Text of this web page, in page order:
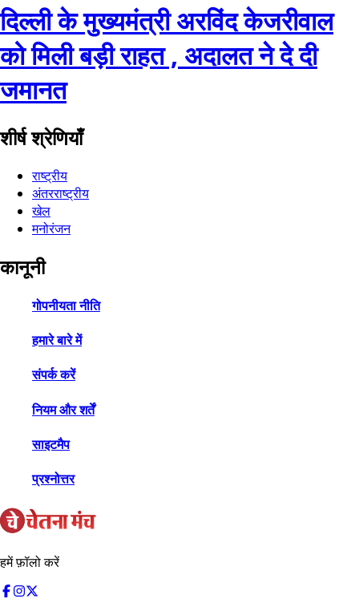
दिल्ली के मुख्यमंत्री अरविंद केजरीवाल
को मिली बड़ी राहत , अदालत ने दे दी
जमानत
शीर्ष श्रेणियाँ
राष्ट्रीय
अंतरराष्ट्रीय
खेल
मनोरंजन
कानूनी
गोपनीयता नीति
हमारे बारे में
संपर्क करें
नियम और शर्तें
साइटमैप
प्रश्नोत्तर
हमें फ़ॉलो करें